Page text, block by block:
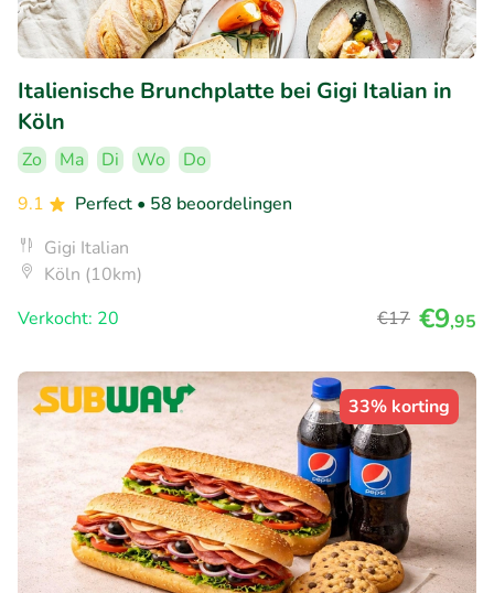
Italienische Brunchplatte bei Gigi Italian in
Köln
Zo Ma Di Wo
Do
9.1
Perfect • 58 beoordelingen
Gigi Italian
Köln (10km)
Verkocht: 20
€17 €9,95
33% korting